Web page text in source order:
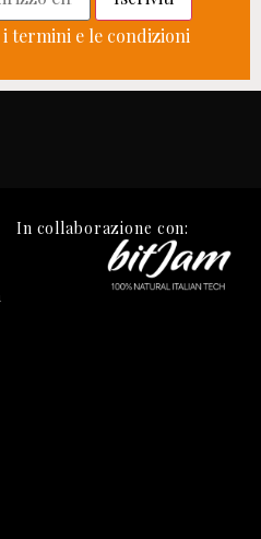
i termini e le condizioni
In collaborazione con: